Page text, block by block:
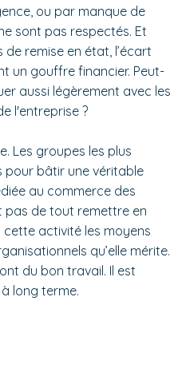
ou par manque de
sont pas respectés. Et
remise en état, l’écart
un gouffre financier. Peut-
aussi légèrement avec les
l'entreprise ?
Les groupes les plus
pour bâtir une véritable
au commerce des
pas de tout remettre en
cette activité les moyens
qu’elle mérite.
du bon travail. Il est
long terme.